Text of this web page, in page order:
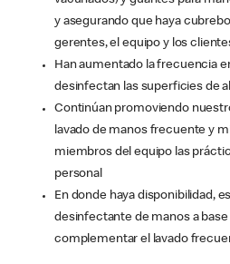
y asegurando que haya
gerentes, el equipo y los
Han aumentado la frecuencia
desinfectan las superficies de
Continúan promoviendo
lavado de manos frecuente y
miembros del equipo las
personal
En donde haya disponibilidad,
desinfectante de manos a base
complementar el lavado